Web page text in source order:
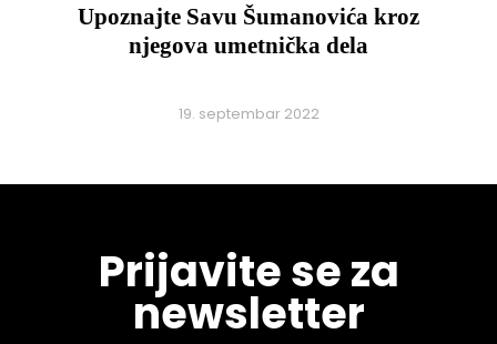
Upoznajte Savu Šumanovića kroz
njegova umetnička dela
19. septembar 2022
Prijavite se za
newsletter